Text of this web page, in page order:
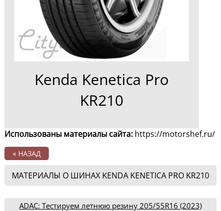
Kenda Kenetica Pro
KR210
Использованы материалы сайта: https://motorshef.ru/
« НАЗАД
МАТЕРИАЛЫ О ШИНАХ KENDA KENETICA PRO KR210
ADAC: Тестируем летнюю резину 205/55R16 (2023)